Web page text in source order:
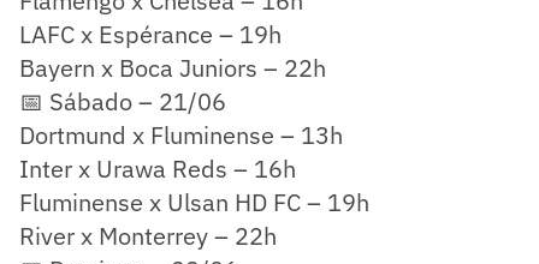
LAFC x Espérance – 19h
Bayern x Boca Juniors – 22h
📅 Sábado – 21/06
Dortmund x Fluminense – 13h
Inter x Urawa Reds – 16h
Fluminense x Ulsan HD FC – 19h
River x Monterrey – 22h